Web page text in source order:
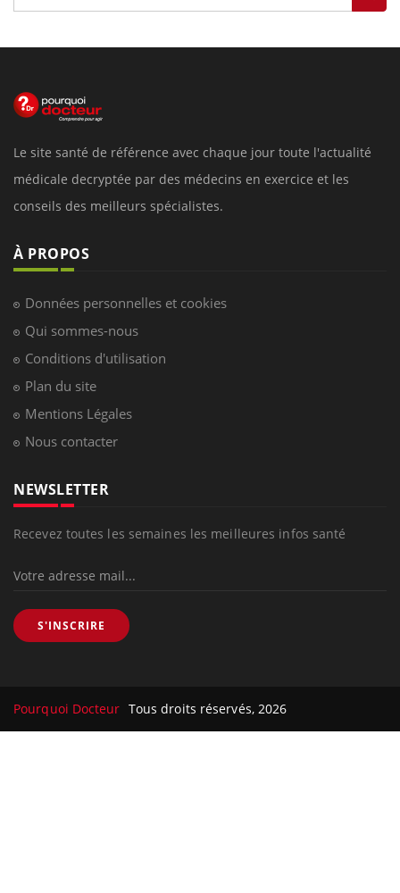
Le site santé de référence avec chaque jour toute l'actualité
médicale decryptée par des médecins en exercice et les
conseils des meilleurs spécialistes.
À PROPOS
Données personnelles et cookies
Qui sommes-nous
Conditions d'utilisation
Plan du site
Mentions Légales
Nous contacter
NEWSLETTER
Recevez toutes les semaines les meilleures infos santé
S'INSCRIRE
Pourquoi Docteur Tous droits réservés, 2026